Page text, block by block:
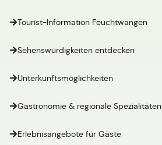
Tourist-Information Feuchtwangen
Sehenswürdigkeiten entdecken
Unterkunftsmöglichkeiten
Gastronomie & regionale Spezialitäten
Erlebnisangebote für Gäste